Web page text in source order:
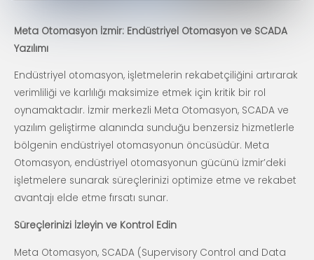
Meta Otomasyon İzmir: Endüstriyel Otomasyon ve SCADA
Yazılımı
Endüstriyel otomasyon, işletmelerin rekabetçiliğini artırarak
verimliliği ve karlılığı maksimize etmek için kritik bir rol
oynamaktadır. İzmir merkezli Meta Otomasyon, SCADA ve
yazılım geliştirme alanında sunduğu benzersiz hizmetlerle
bölgenin endüstriyel otomasyonun öncüsüdür. Meta
Otomasyon, endüstriyel otomasyonun gücünü İzmir’deki
işletmelere sunarak süreçlerinizi optimize etme ve rekabet
avantajı elde etme fırsatı sunar.
Süreçlerinizi İzleyin ve Kontrol Edin
Meta Otomasyon, SCADA (Supervisory Control and Data